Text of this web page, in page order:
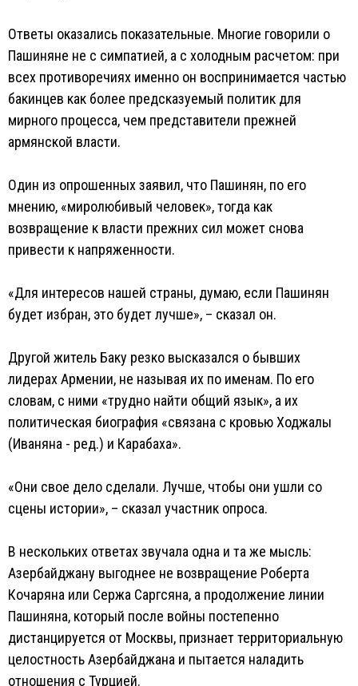
Ответы оказались показательные. Многие говорили о
Пашиняне не с симпатией, а с холодным расчетом: при
всех противоречиях именно он воспринимается частью
бакинцев как более предсказуемый политик для
мирного процесса, чем представители прежней
армянской власти.
Один из опрошенных заявил, что Пашинян, по его
мнению, «миролюбивый человек», тогда как
возвращение к власти прежних сил может снова
привести к напряженности.
«Для интересов нашей страны, думаю, если Пашинян
будет избран, это будет лучше», – сказал он.
Другой житель Баку резко высказался о бывших
лидерах Армении, не называя их по именам. По его
словам, с ними «трудно найти общий язык», а их
политическая биография «связана с кровью Ходжалы
(Иваняна - ред.) и Карабаха».
«Они свое дело сделали. Лучше, чтобы они ушли со
сцены истории», – сказал участник опроса.
В нескольких ответах звучала одна и та же мысль:
Азербайджану выгоднее не возвращение Роберта
Кочаряна или Сержа Саргсяна, а продолжение линии
Пашиняна, который после войны постепенно
дистанцируется от Москвы, признает территориальную
целостность Азербайджана и пытается наладить
отношения с Турцией.